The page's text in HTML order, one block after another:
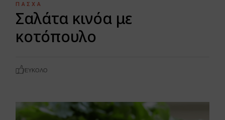
ΠΆΣΧΑ
Σαλάτα κινόα με
κοτόπουλο
ΕΎΚΟΛΟ